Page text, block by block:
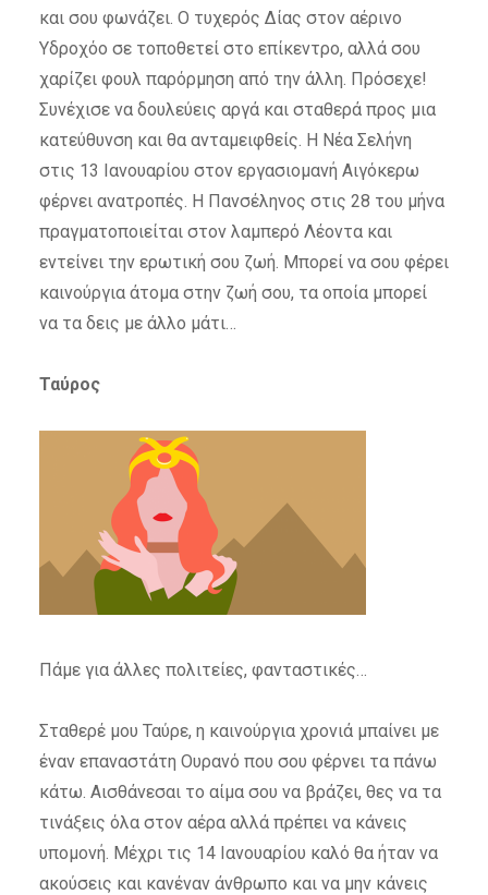
και σου φωνάζει. Ο τυχερός Δίας στον αέρινο
Υδροχόο σε τοποθετεί στο επίκεντρο, αλλά σου
χαρίζει φουλ παρόρμηση από την άλλη. Πρόσεχε!
Συνέχισε να δουλεύεις αργά και σταθερά προς μια
κατεύθυνση και θα ανταμειφθείς. Η Νέα Σελήνη
στις 13 Ιανουαρίου στον εργασιομανή Αιγόκερω
φέρνει ανατροπές. Η Πανσέληνος στις 28 του μήνα
πραγματοποιείται στον λαμπερό Λέοντα και
εντείνει την ερωτική σου ζωή. Μπορεί να σου φέρει
καινούργια άτομα στην ζωή σου, τα οποία μπορεί
να τα δεις με άλλο μάτι…
Ταύρος
Πάμε για άλλες πολιτείες, φανταστικές…
Σταθερέ μου Ταύρε, η καινούργια χρονιά μπαίνει με
έναν επαναστάτη Ουρανό που σου φέρνει τα πάνω
κάτω. Αισθάνεσαι το αίμα σου να βράζει, θες να τα
τινάξεις όλα στον αέρα αλλά πρέπει να κάνεις
υπομονή. Μέχρι τις 14 Ιανουαρίου καλό θα ήταν να
ακούσεις και κανέναν άνθρωπο και να μην κάνεις